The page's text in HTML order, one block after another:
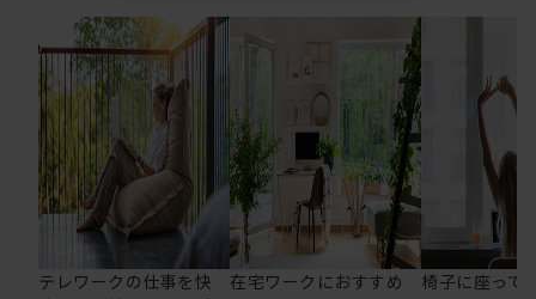
テレワークの仕事を快
在宅ワークにおすすめ
椅子に座って